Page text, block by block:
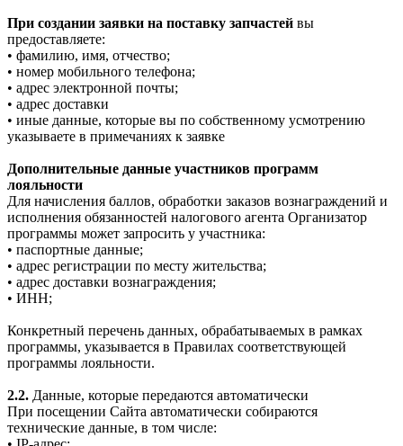
При создании заявки на поставку запчастей вы
предоставляете:
• фамилию, имя, отчество;
• номер мобильного телефона;
• адрес электронной почты;
• адрес доставки
• иные данные, которые вы по собственному усмотрению
указываете в примечаниях к заявке
Дополнительные данные участников программ
лояльности
Для начисления баллов, обработки заказов вознаграждений и
исполнения обязанностей налогового агента Организатор
программы может запросить у участника:
• паспортные данные;
• адрес регистрации по месту жительства;
• адрес доставки вознаграждения;
• ИНН;
Конкретный перечень данных, обрабатываемых в рамках
программы, указывается в Правилах соответствующей
программы лояльности.
2.2. Данные, которые передаются автоматически
При посещении Сайта автоматически собираются
технические данные, в том числе: